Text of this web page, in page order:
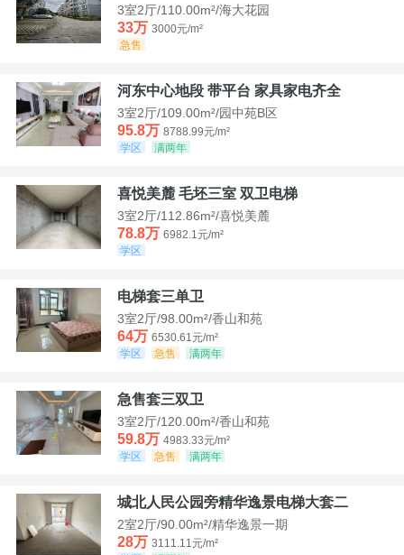
3室2厅/110.00m²/海大花园
33万 3000元/m²
急售
河东中心地段 带平台 家具家电齐全
3室2厅/109.00m²/园中苑B区
95.8万 8788.99元/m²
学区
满两年
喜悦美麓 毛坯三室 双卫电梯
3室2厅/112.86m²/喜悦美麓
78.8万 6982.1元/m²
学区
电梯套三单卫
3室2厅/98.00m²/香山和苑
64万 6530.61元/m²
学区
急售 满两年
急售套三双卫
3室2厅/120.00m²/香山和苑
59.8万 4983.33元/m²
学区
急售 满两年
城北人民公园旁精华逸景电梯大套二
2室2厅/90.00m²/精华逸景一期
28万 3111.11元/m²